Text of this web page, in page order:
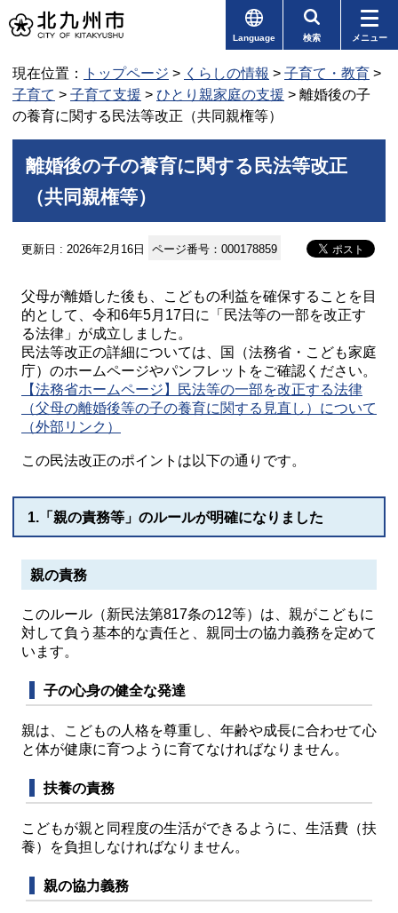
Language 検索 メニュー
現在位置： トップページ > くらしの情報 > 子育て・教育 >
子育て > 子育て支援 > ひとり親家庭の支援 > 離婚後の子
の養育に関する民法等改正（共同親権等）
離婚後の子の養育に関する民法等改正
（共同親権等）
更新日 : 2026年2月16日 ページ番号：000178859
父母が離婚した後も、こどもの利益を確保することを目
的として、令和6年5月17日に「民法等の一部を改正す
る法律」が成立しました。
民法等改正の詳細については、国（法務省・こども家庭
庁）のホームページやパンフレットをご確認ください。
【法務省ホームページ】民法等の一部を改正する法律
（父母の離婚後等の子の養育に関する見直し）について
（外部リンク）
この民法改正のポイントは以下の通りです。
1.「親の責務等」のルールが明確になりました
親の責務
このルール（新民法第817条の12等）は、親がこどもに
対して負う基本的な責任と、親同士の協力義務を定めて
います。
子の心身の健全な発達
親は、こどもの人格を尊重し、年齢や成長に合わせて心
と体が健康に育つように育てなければなりません。
扶養の責務
こどもが親と同程度の生活ができるように、生活費（扶
養）を負担しなければなりません。
親の協力義務